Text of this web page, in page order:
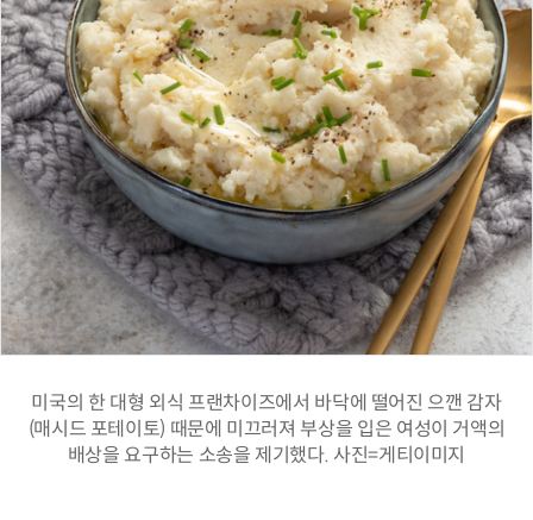
미국의 한 대형 외식 프랜차이즈에서 바닥에 떨어진 으깬 감자
(매시드 포테이토) 때문에 미끄러져 부상을 입은 여성이 거액의
배상을 요구하는 소송을 제기했다. 사진=게티이미지